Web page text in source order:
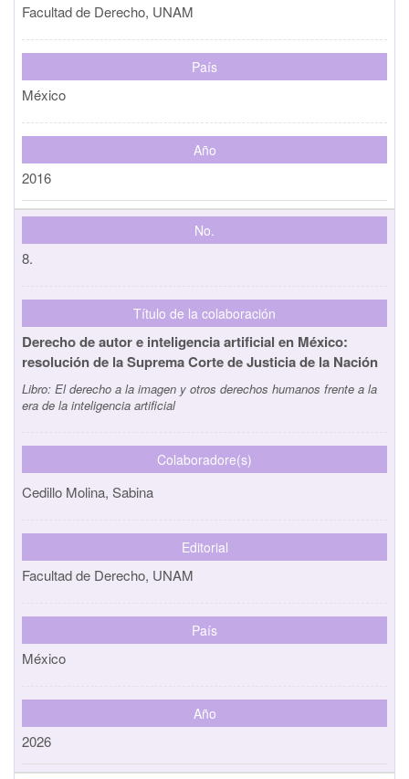
Facultad de Derecho, UNAM
País
México
Año
2016
No.
8.
Título de la colaboración
Derecho de autor e inteligencia artificial en México:
resolución de la Suprema Corte de Justicia de la Nación
Libro: El derecho a la imagen y otros derechos humanos frente a la
era de la inteligencia artificial
Colaboradore(s)
Cedillo Molina, Sabina
Editorial
Facultad de Derecho, UNAM
País
México
Año
2026